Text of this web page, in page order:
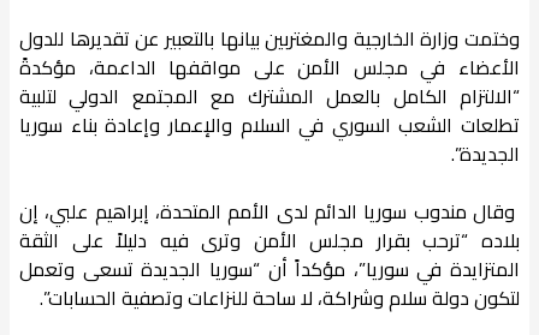
وختمت وزارة الخارجية والمغتربين بيانها بالتعبير عن تقديرها للدول
الأعضاء في مجلس الأمن على مواقفها الداعمة، مؤكدةً
“الالتزام الكامل بالعمل المشترك مع المجتمع الدولي لتلبية
تطلعات الشعب السوري في السلام والإعمار وإعادة بناء سوريا
الجديدة”.
وقال مندوب سوريا الدائم لدى الأمم المتحدة، إبراهيم علبي، إن
بلاده “ترحب بقرار مجلس الأمن وترى فيه دليلاً على الثقة
المتزايدة في سوريا”، مؤكداً أن “سوريا الجديدة تسعى وتعمل
لتكون دولة سلام وشراكة، لا ساحة للنزاعات وتصفية الحسابات”.